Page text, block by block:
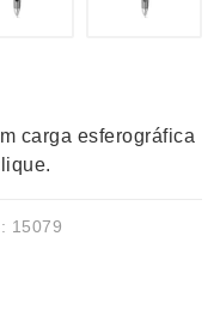
carga esferográfica
15079